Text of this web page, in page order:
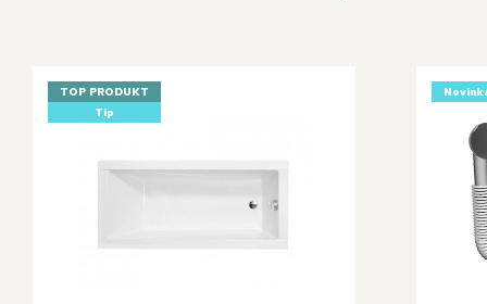
TOP PRODUKT
Tip